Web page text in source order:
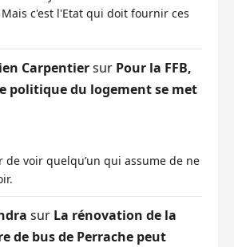
c'est l'Etat qui doit fournir ces
Carpentiersur Pour la FFB,
politique du logement se met
de voir quelqu’un qui assume de ne
sur La rénovation de la
de bus de Perrache peut